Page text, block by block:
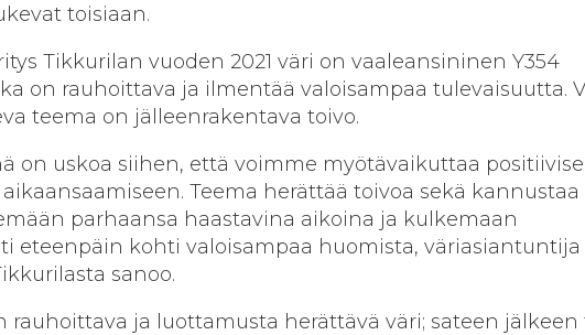
toisiaan.
Tikkurilan vuoden 2021 väri on vaaleansininen Y354
on rauhoittava ja ilmentää valoisampaa tulevaisuutta.
teema on jälleenrakentava toivo.
on uskoa siihen, että voimme myötävaikuttaa
Teema herättää toivoa sekä kannustaa
parhaansa haastavina aikoina ja kulkemaan
eteenpäin kohti valoisampaa huomista, väriasiantuntija
sanoo.
rauhoittava ja luottamusta herättävä väri; sateen jälkeen